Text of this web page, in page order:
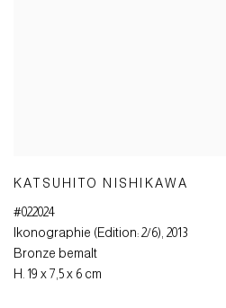
KATSUHITO NISHIKAWA
#022024
Ikonographie (Edition: 2/6), 2013
Bronze bemalt
H. 19 x 7,5 x 6 cm